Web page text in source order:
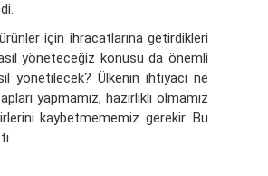
için ihracatlarına getirdikleri
yöneteceğiz konusu da önemli
yönetilecek? Ülkenin ihtiyacı ne
yapmamız, hazırlıklı olmamız
kaybetmememiz gerekir. Bu